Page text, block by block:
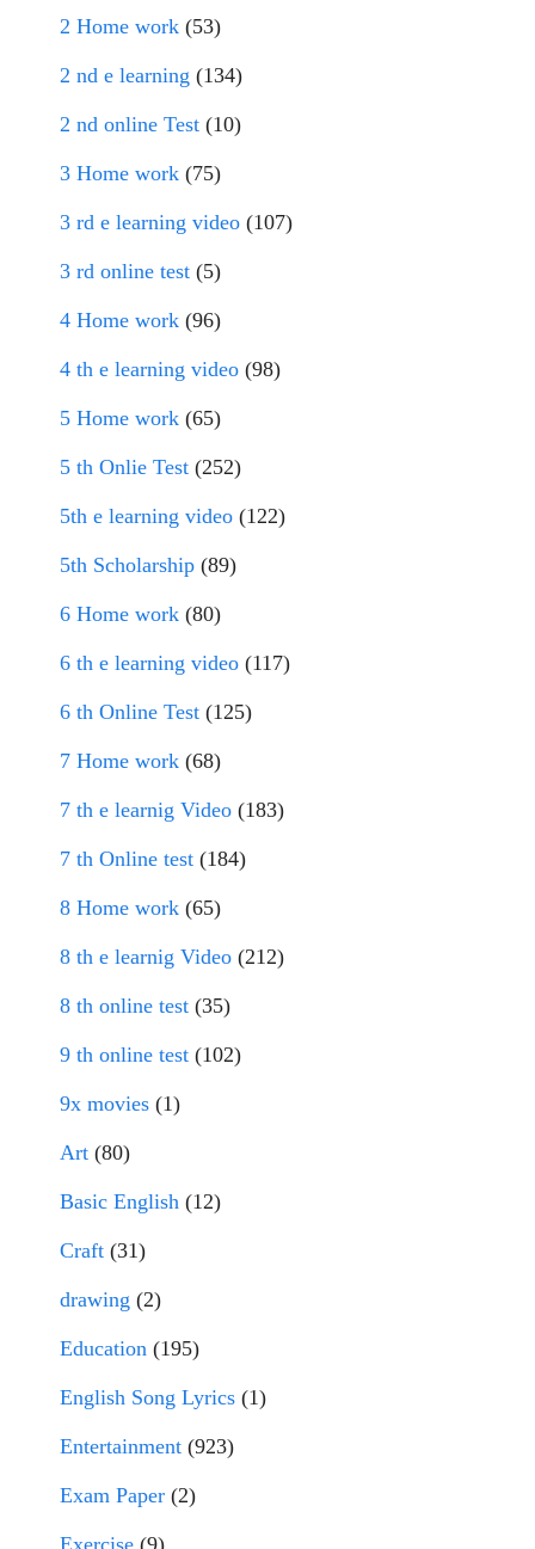
2 Home work (53)
2 nd e learning (134)
2 nd online Test (10)
3 Home work (75)
3 rd e learning video (107)
3 rd online test (5)
4 Home work (96)
4 th e learning video (98)
5 Home work (65)
5 th Onlie Test (252)
5th e learning video (122)
5th Scholarship (89)
6 Home work (80)
6 th e learning video (117)
6 th Online Test (125)
7 Home work (68)
7 th e learnig Video (183)
7 th Online test (184)
8 Home work (65)
8 th e learnig Video (212)
8 th online test (35)
9 th online test (102)
9x movies (1)
Art (80)
Basic English (12)
Craft (31)
drawing (2)
Education (195)
English Song Lyrics (1)
Entertainment (923)
Exam Paper (2)
Exercise (9)